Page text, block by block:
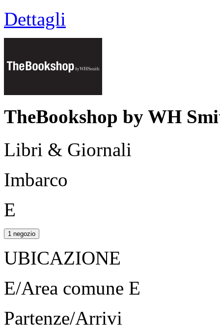
Dettagli
TheBookshop by WH
Libri & Giornali
Imbarco
E
1 negozio
UBICAZIONE
E/Area comune E
Partenze/Arrivi